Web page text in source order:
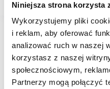
Niniejsza strona korzysta
Wykorzystujemy pliki
i reklam, aby oferować
analizować ruch w naszej
korzystasz z naszej
społecznościowym,
Partnerzy mogą połączyć